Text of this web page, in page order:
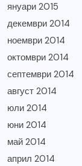
януари 2015
декември 2014
ноември 2014
октомври 2014
септември 2014
август 2014
юли 2014
юни 2014
май 2014
април 2014